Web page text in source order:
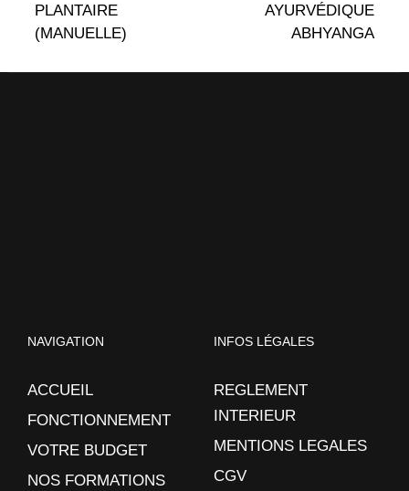
PLANTAIRE
(MANUELLE)
AYURVÉDIQUE
ABHYANGA
NAVIGATION
ACCUEIL
FONCTIONNEMENT
VOTRE BUDGET
NOS FORMATIONS
INFOS LÉGALES
REGLEMENT
INTERIEUR
MENTIONS LEGALES
CGV